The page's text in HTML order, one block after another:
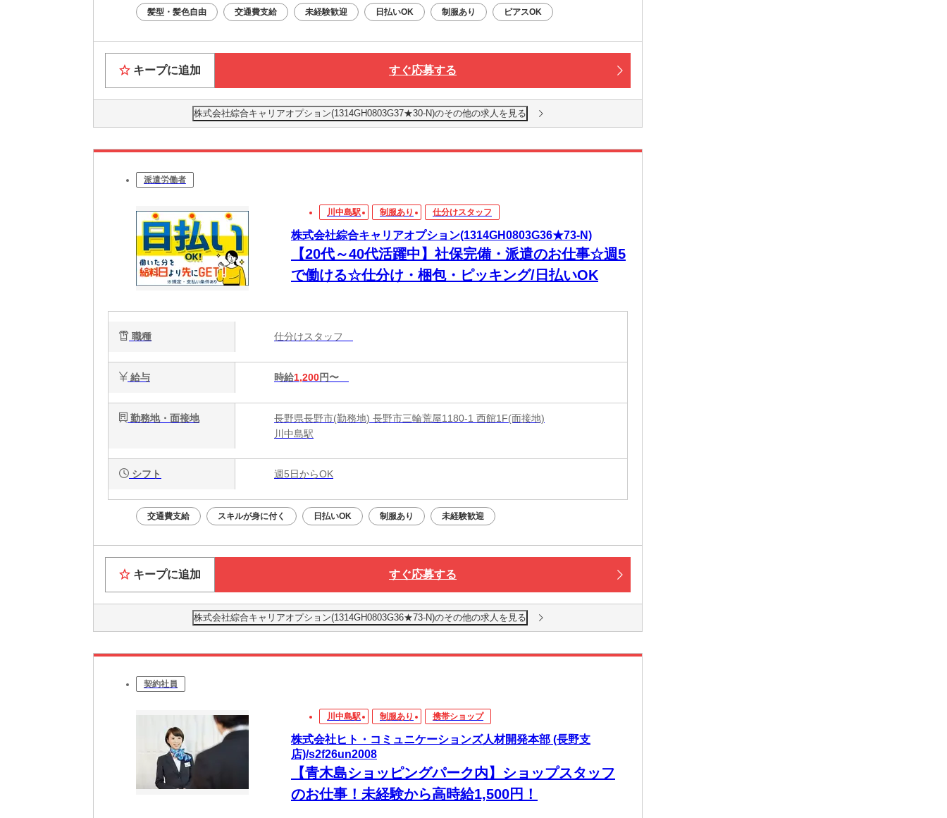
髪型・髪色自由 交通費支給 未経験歓迎 日払いOK 制服あり ピアスOK
キープに追加 すぐ応募する
株式会社綜合キャリアオプション(1314GH0803G37★30-N)のその他の求人を見る
派遣労働者
川中島駅 制服あり 仕分けスタッフ
株式会社綜合キャリアオプション(1314GH0803G36★73-N)
【20代～40代活躍中】社保完備・派遣のお仕事☆週5
で働ける☆仕分け・梱包・ピッキング/日払いOK
職種 仕分けスタッフ
給与 時給1,200円〜
勤務地・面接地
長野県長野市(勤務地) 長野市三輪荒屋1180-1 西館1F(面接地)
川中島駅
シフト 週5日からOK
交通費支給 スキルが身に付く 日払いOK 制服あり 未経験歓迎
キープに追加 すぐ応募する
株式会社綜合キャリアオプション(1314GH0803G36★73-N)のその他の求人を見る
契約社員
川中島駅 制服あり 携帯ショップ
株式会社ヒト・コミュニケーションズ人材開発本部 (長野支
店)/s2f26un2008
【青木島ショッピングパーク内】ショップスタッフ
のお仕事！未経験から高時給1,500円！